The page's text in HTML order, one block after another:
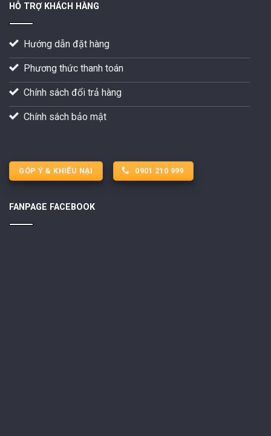
HỖ TRỢ KHÁCH HÀNG
Hướng dẫn đặt hàng
Phương thức thanh toán
Chính sách đổi trả hàng
Chính sách bảo mật
GÓP Ý & KHIẾU NẠI 0901 210 999
FANPAGE FACEBOOK